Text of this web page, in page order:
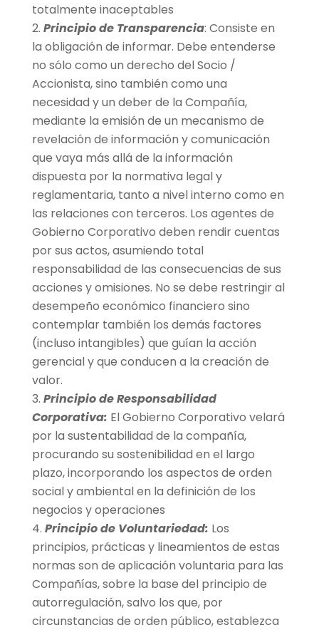
totalmente inaceptables
Principio de Transparencia: Consiste en
la obligación de informar. Debe entenderse
no sólo como un derecho del Socio /
Accionista, sino también como una
necesidad y un deber de la Compañía,
mediante la emisión de un mecanismo de
revelación de información y comunicación
que vaya más allá de la información
dispuesta por la normativa legal y
reglamentaria, tanto a nivel interno como en
las relaciones con terceros. Los agentes de
Gobierno Corporativo deben rendir cuentas
por sus actos, asumiendo total
responsabilidad de las consecuencias de sus
acciones y omisiones. No se debe restringir al
desempeño económico financiero sino
contemplar también los demás factores
(incluso intangibles) que guían la acción
gerencial y que conducen a la creación de
valor.
Principio de Responsabilidad
Corporativa: El Gobierno Corporativo velará
por la sustentabilidad de la compañía,
procurando su sostenibilidad en el largo
plazo, incorporando los aspectos de orden
social y ambiental en la definición de los
negocios y operaciones
Principio de Voluntariedad: Los
principios, prácticas y lineamientos de estas
normas son de aplicación voluntaria para las
Compañías, sobre la base del principio de
autorregulación, salvo los que, por
circunstancias de orden público, establezca